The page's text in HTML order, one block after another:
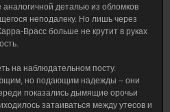
деталью из обломков
неподалеку. Но лишь через
Врасс больше не крутит в руках
на наблюдательном посту.
но подающим надежды – они
показались дымящие орочьи
затаиваться между утесов и